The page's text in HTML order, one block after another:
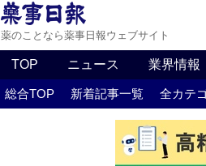
薬のことなら薬事日報ウェブサイト
TOP ニュース 業界情報
総合TOP 新着記事一覧 全カテ